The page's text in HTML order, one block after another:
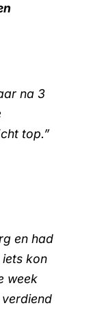
na 3
top.”
en had
kon
week